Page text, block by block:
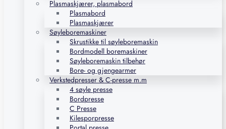
Plasmaskjærer, plasmabord
Plasmabord
Plasmaskjærer
Søyleboremaskiner
Skrustikke til søyleboremaskin
Bordmodell boremaskiner
Søyleboremaskin tilbehør
Bore- og gjengearmer
Verkstedpresser & C-presse m.m
4 søyle presse
Bordpresse
C Presse
Kilesporpresse